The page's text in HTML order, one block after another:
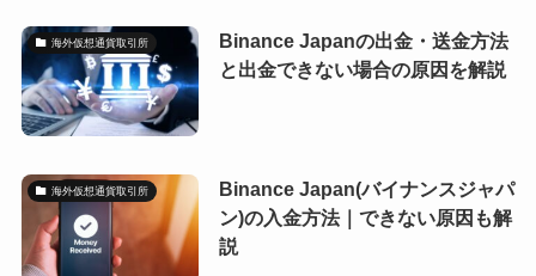
海外仮想通貨取引所
Binance Japanの出金・送金方法
と出金できない場合の原因を解説
海外仮想通貨取引所
Binance Japan(バイナンスジャパ
ン)の入金方法｜できない原因も解
説